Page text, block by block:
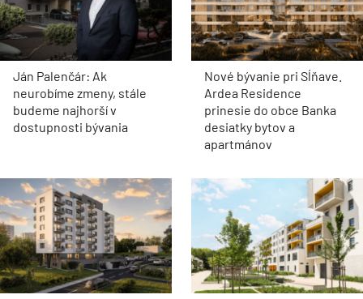
Ján Palenčár: Ak
neurobíme zmeny, stále
budeme najhorší v
dostupnosti bývania
Nové bývanie pri Sĺňave.
Ardea Residence
prinesie do obce Banka
desiatky bytov a
apartmánov